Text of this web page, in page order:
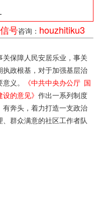
号咨询： houzhitiku3
保障人民安居乐业，事关
政根基，对于加强基层治
义。
《中共中央办公厅 国
的意见》 作出一系列制度
奔头，着力打造一支政治
群众满意的社区工作者队